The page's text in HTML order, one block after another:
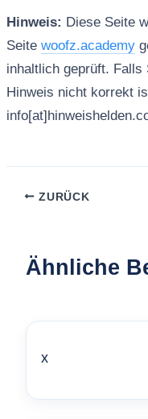
Hinweis: Diese Seite
Seite woofz.academy
inhaltlich geprüft. Falls
Hinweis nicht korrekt
ZURÜCK
Ähnliche
x